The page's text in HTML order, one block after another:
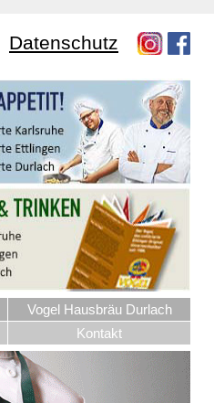
Datenschutz
Vogel Hausbräu Durlach
Kontakt